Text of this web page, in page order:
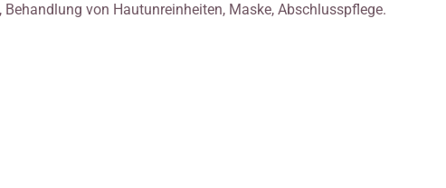
Behandlung von Hautunreinheiten, Maske, Abschlusspflege.